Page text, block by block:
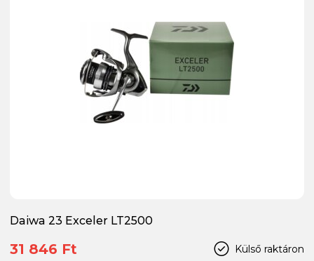
Daiwa 23 Exceler LT2500
Külső raktáron
31 846 Ft